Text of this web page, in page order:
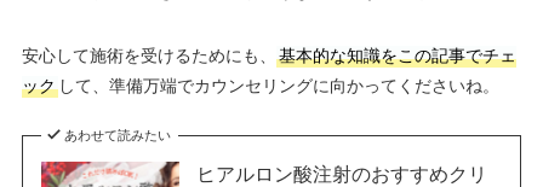
安心して施術を受けるためにも、
基本的な知識をこの記事でチェ
ックして、準備万端でカウンセリングに向かってくださいね。
あわせて読みたい
ヒアルロン酸注射のおすすめクリ